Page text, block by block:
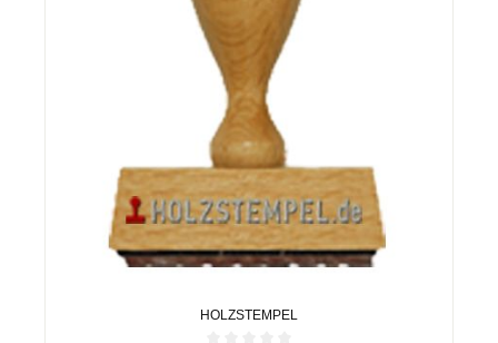
HOLZSTEMPEL